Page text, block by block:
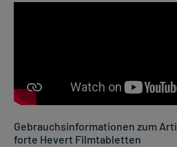
Gebrauchsinformationen zum
forte Hevert Filmtabletten